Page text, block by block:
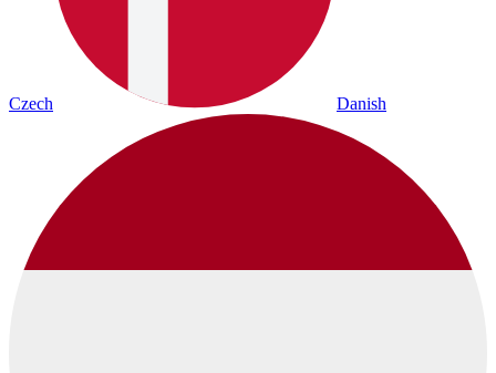
Czech Danish